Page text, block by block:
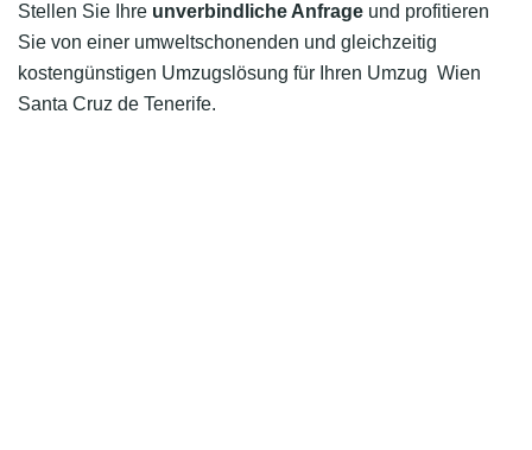
Stellen Sie Ihre unverbindliche Anfrage und profitieren
Sie von einer umweltschonenden und gleichzeitig
kostengünstigen Umzugslösung für Ihren Umzug Wien
Santa Cruz de Tenerife.